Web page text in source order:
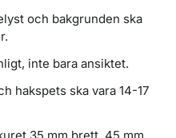
och bakgrunden ska
inte bara ansiktet.
hakspets ska vara 14-17